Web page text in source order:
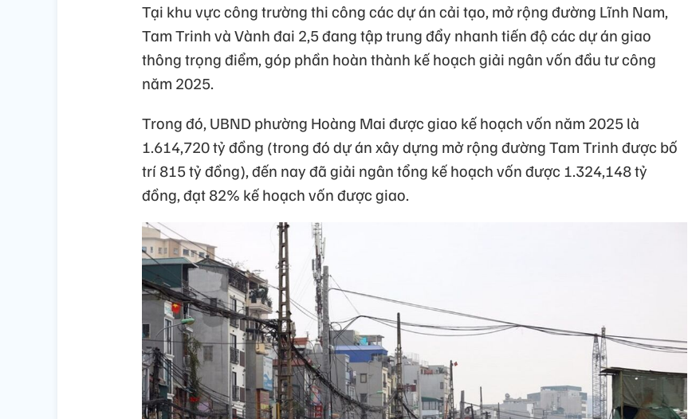
Tại khu vực công trường thi công các dự án cải tạo, mở rộng đường Lĩnh Nam,
Tam Trinh và Vành đai 2,5 đang tập trung đẩy nhanh tiến độ các dự án giao
thông trọng điểm, góp phần hoàn thành kế hoạch giải ngân vốn đầu tư công
năm 2025.
Trong đó, UBND phường Hoàng Mai được giao kế hoạch vốn năm 2025 là
1.614,720 tỷ đồng (trong đó dự án xây dựng mở rộng đường Tam Trinh được bố
trí 815 tỷ đồng), đến nay đã giải ngân tổng kế hoạch vốn được 1.324,148 tỷ
đồng, đạt 82% kế hoạch vốn được giao.